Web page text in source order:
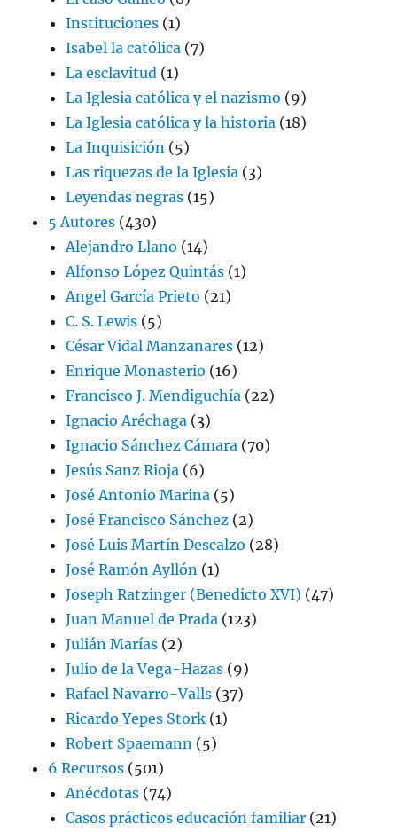
Instituciones (1)
Isabel la católica (7)
La esclavitud (1)
La Iglesia católica y el nazismo (9)
La Iglesia católica y la historia (18)
La Inquisición (5)
Las riquezas de la Iglesia (3)
Leyendas negras (15)
5 Autores (430)
Alejandro Llano (14)
Alfonso López Quintás (1)
Angel García Prieto (21)
C. S. Lewis (5)
César Vidal Manzanares (12)
Enrique Monasterio (16)
Francisco J. Mendiguchía (22)
Ignacio Aréchaga (3)
Ignacio Sánchez Cámara (70)
Jesús Sanz Rioja (6)
José Antonio Marina (5)
José Francisco Sánchez (2)
José Luis Martín Descalzo (28)
José Ramón Ayllón (1)
Joseph Ratzinger (Benedicto XVI) (47)
Juan Manuel de Prada (123)
Julián Marías (2)
Julio de la Vega-Hazas (9)
Rafael Navarro-Valls (37)
Ricardo Yepes Stork (1)
Robert Spaemann (5)
6 Recursos (501)
Anécdotas (74)
Casos prácticos educación familiar (21)